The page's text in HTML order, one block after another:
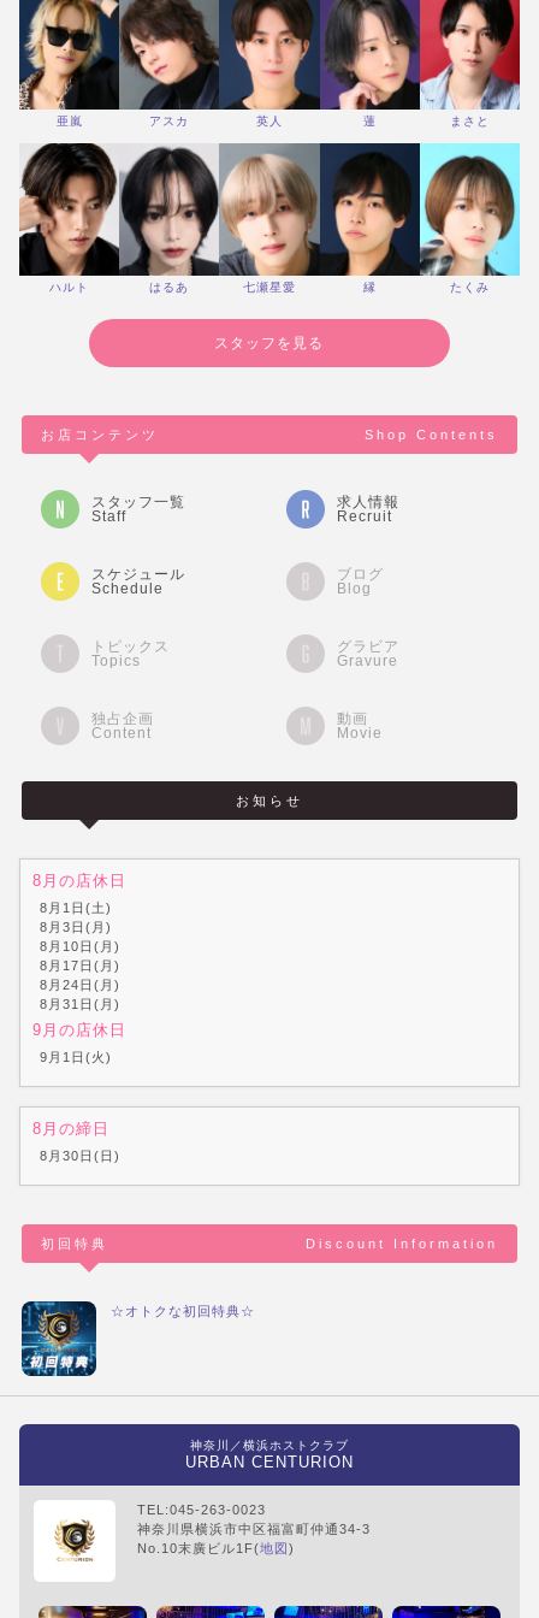
亜嵐 アスカ 英人 蓮 まさと
ハルト はるあ 七瀬星愛 縁 たくみ
スタッフを見る
Shop Contents
お店コンテンツ
スタッフ一覧
Staff
求人情報
Recruit
スケジュール
Schedule
ブログ
Blog
トピックス
Topics
グラビア
Gravure
独占企画
Content
動画
Movie
お知らせ
8月の店休日
8月1日(土)
8月3日(月)
8月10日(月)
8月17日(月)
8月24日(月)
8月31日(月)
9月の店休日
9月1日(火)
8月の締日
8月30日(日)
Discount Information
初回特典
☆オトクな初回特典☆
神奈川／横浜ホストクラブ
URBAN CENTURION
TEL:045-263-0023
神奈川県横浜市中区福富町仲通34-3
No.10末廣ビル1F(地図 )